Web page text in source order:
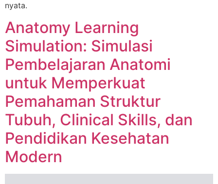
nyata.
Anatomy Learning
Simulation: Simulasi
Pembelajaran Anatomi
untuk Memperkuat
Pemahaman Struktur
Tubuh, Clinical Skills, dan
Pendidikan Kesehatan
Modern